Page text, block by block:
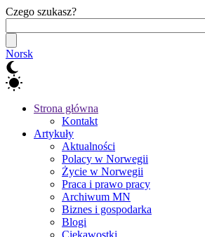
Czego szukasz?
Norsk
Strona główna
Kontakt
Artykuły
Aktualności
Polacy w Norwegii
Życie w Norwegii
Praca i prawo pracy
Archiwum MN
Biznes i gospodarka
Blogi
Ciekawostki